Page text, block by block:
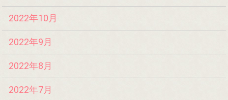
2022年10月
2022年9月
2022年8月
2022年7月